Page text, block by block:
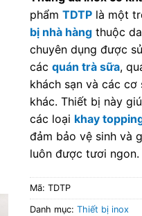
phẩm TDTPlà một
bị nhà hàngthuộc
chuyên dụng được
các quán trà sữa,
khách sạn và các
khác. Thiết bị này
các loại khay
đảm bảo vệ sinh và
luôn được tươi ngon.
Mã: TDTP
Danh mục: Thiết bị inox